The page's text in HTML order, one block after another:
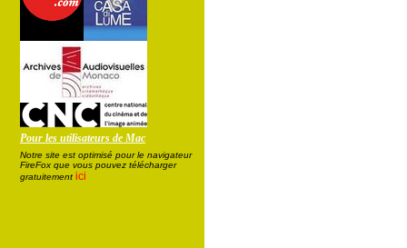
Pour les utilisateurs de Mac
Notre site est optimisé pour le navigateur
FireFox que vous pouvez télécharger
gratuitement ici